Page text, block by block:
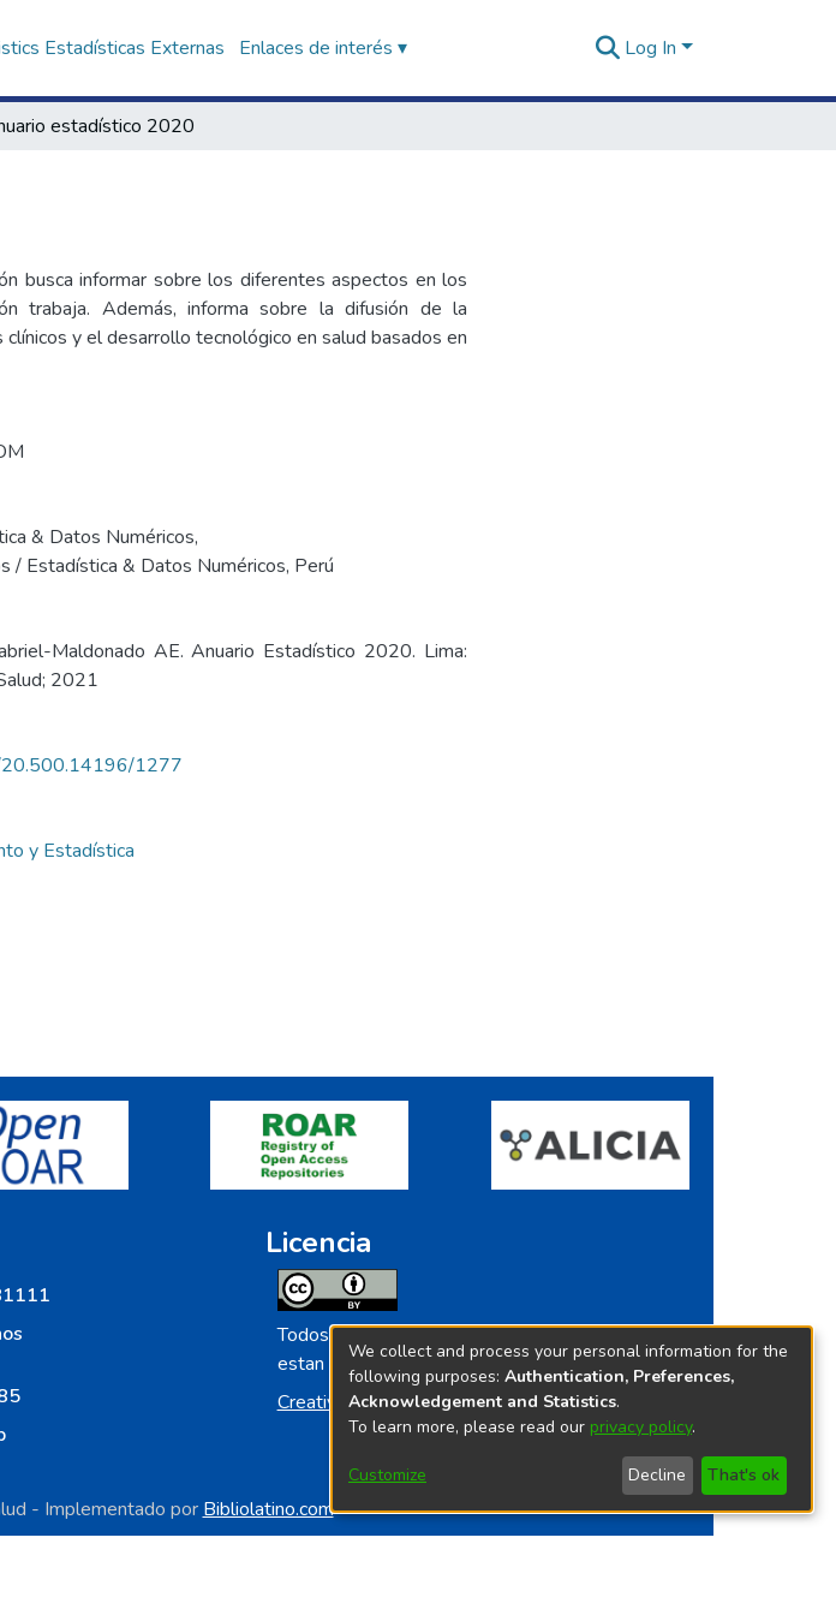
Estadísticas Externas Enlaces de interés ▾ Log In
estadístico 2020
busca informar sobre los diferentes aspectos en los
trabaja. Además, informa sobre la difusión de la
clínicos y el desarrollo tecnológico en salud basados en
& Datos Numéricos,
/ Estadística & Datos Numéricos, Perú
Maldonado AE. Anuario Estadístico 2020. Lima:
2021
20.500.14196/1277
y Estadística
Licencia
Todos los contenidos de repositorio.ins.gob.pe
estan licenciados bajo
Creative Commoms License
- Implementado por Bibliolatino.com
We collect and process your personal information for the
following purposes: Authentication, Preferences,
Acknowledgement and Statistics.
To learn more, please read our privacy policy.
Customize Decline That's ok